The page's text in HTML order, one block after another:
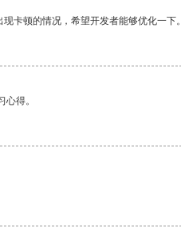
卡顿的情况，希望开发者能够优化一下。
得。